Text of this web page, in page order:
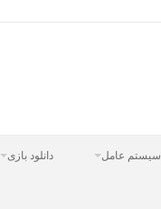
سیستم عامل دانلود بازی